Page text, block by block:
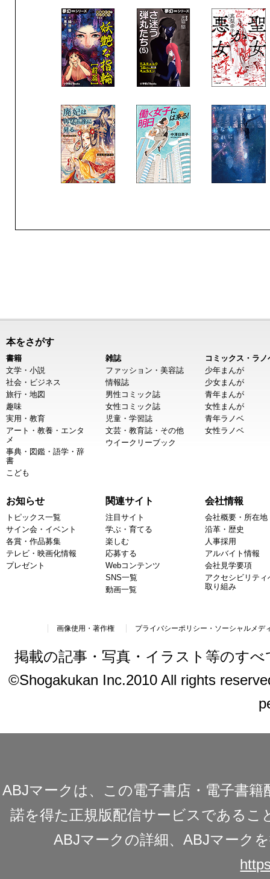
本をさがす
書籍
文学・小説
社会・ビジネス
旅行・地図
趣味
実用・教育
アート・教養・エンタ
メ
事典・図鑑・語学・辞
書
こども
雑誌
ファッション・美容誌
情報誌
男性コミック誌
女性コミック誌
児童・学習誌
文芸・教育誌・その他
ウイークリーブック
コミックス・ラノ
少年まんが
少女まんが
青年まんが
女性まんが
青年ラノベ
女性ラノベ
お知らせ
トピックス一覧
サイン会・イベント
各賞・作品募集
テレビ・映画化情報
プレゼント
関連サイト
注目サイト
学ぶ・育てる
楽しむ
応募する
Webコンテンツ
SNS一覧
動画一覧
会社情報
会社概要・所在地
沿革・歴史
人事採用
アルバイト情報
会社見学要項
アクセシビリティ
取り組み
画像使用・著作権 プライバシーポリシー・ソーシャルメデ
掲載の記事・写真・イラスト等のす
©Shogakukan Inc.2010 All rights
ABJマークは、この電子書店・電子書
諾を得た正規版配信サービスであるこ
ABJマークの詳細、ABJマーク